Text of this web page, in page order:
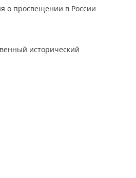
о просвещении в России
исторический